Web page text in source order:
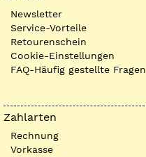
Newsletter
Service-Vorteile
Retourenschein
Cookie-Einstellungen
FAQ-Häufig gestellte Fragen
Zahlarten
Rechnung
Vorkasse